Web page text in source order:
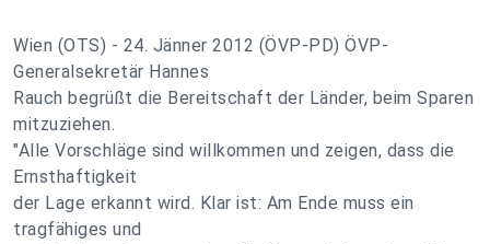
Wien (OTS) - 24. Jänner 2012 (ÖVP-PD) ÖVP-
Generalsekretär Hannes
Rauch begrüßt die Bereitschaft der Länder, beim Sparen
mitzuziehen.
"Alle Vorschläge sind willkommen und zeigen, dass die
Ernsthaftigkeit
der Lage erkannt wird. Klar ist: Am Ende muss ein
tragfähiges und